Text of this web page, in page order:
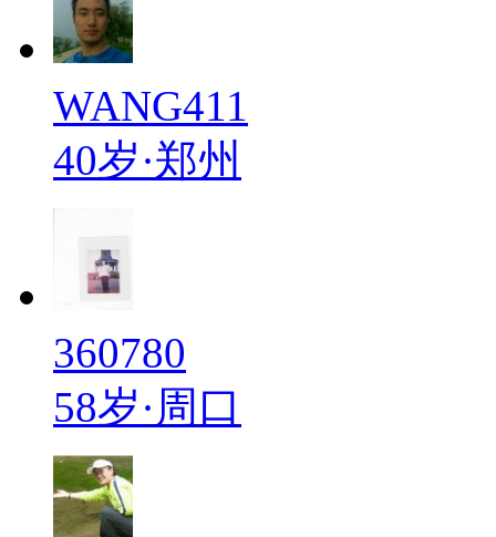
WANG411
40岁·郑州
360780
58岁·周口